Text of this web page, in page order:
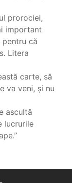
prorociei,
important
pentru că
Litera
carte, să
va veni, şi nu
ascultă
lucrurile